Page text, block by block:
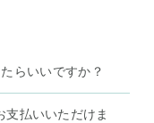
らいいですか？
支払いいただけま